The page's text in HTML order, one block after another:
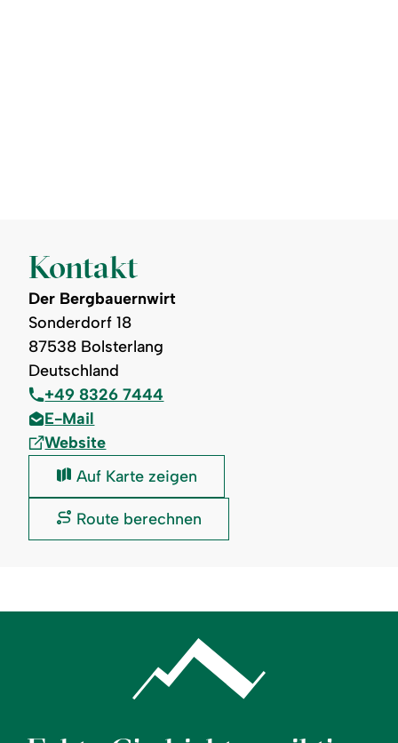
Kontakt
Der Bergbauernwirt
Sonderdorf 18
87538 Bolsterlang
Deutschland
+49 8326 7444
E-Mail
Website
Der
Bergbauernwirt:
Auf Karte zeigen
Der
Route berechnen